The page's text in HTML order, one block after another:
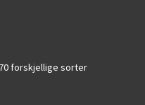
forskjellige sorter